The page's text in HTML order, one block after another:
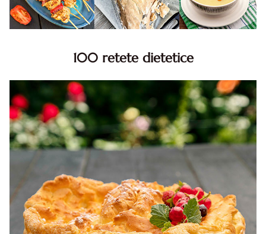
100 retete dietetice
dietetice. Idei retete dietetice. 100 Retete mancare
pentru dieta.